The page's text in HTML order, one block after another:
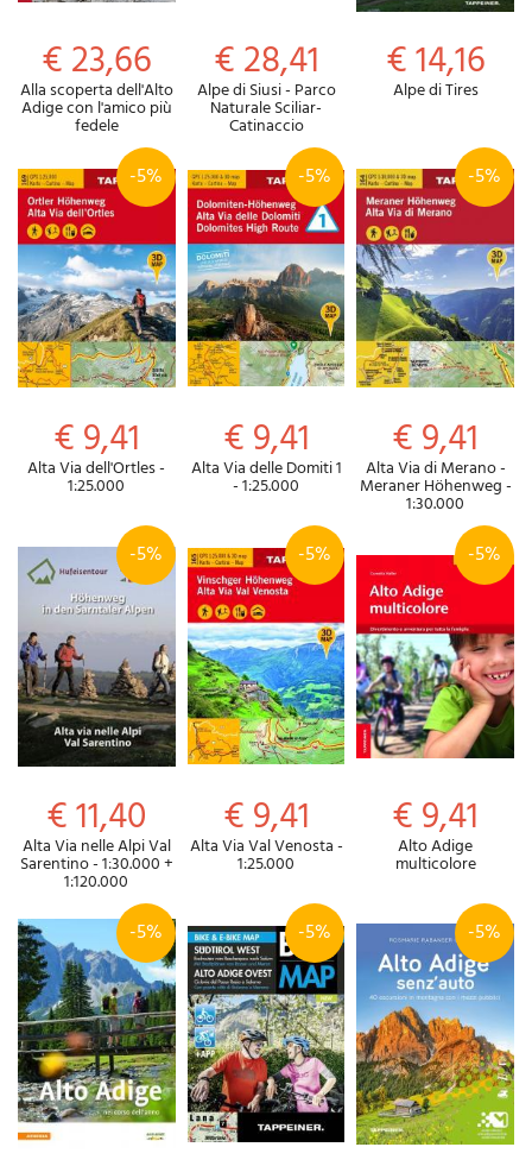
€ 23,66
Alla scoperta dell'Alto
Adige con l'amico più
fedele
€ 28,41
Alpe di Siusi - Parco
Naturale Sciliar-
Catinaccio
€ 14,16
Alpe di Tires
-5%
€ 9,41
Alta Via dell'Ortles -
1:25.000
-5%
€ 9,41
Alta Via delle Domiti 1
- 1:25.000
-5%
€ 9,41
Alta Via di Merano -
Meraner Höhenweg -
1:30.000
-5%
€ 11,40
Alta Via nelle Alpi Val
Sarentino - 1:30.000 +
1:120.000
-5%
€ 9,41
Alta Via Val Venosta -
1:25.000
-5%
€ 9,41
Alto Adige
multicolore
-5% -5% -5%